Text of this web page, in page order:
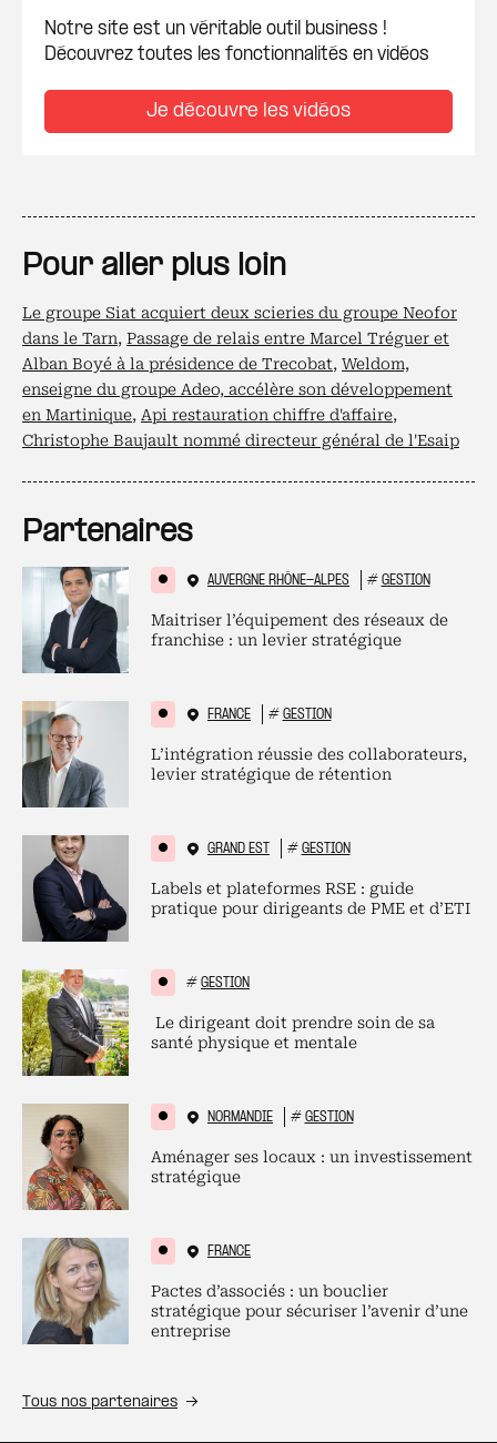
Notre site est un véritable outil business !
Découvrez toutes les fonctionnalités en vidéos
Je découvre les vidéos
Pour aller plus loin
Le groupe Siat acquiert deux scieries du groupe Neofor
dans le Tarn, Passage de relais entre Marcel Tréguer et
Alban Boyé à la présidence de Trecobat, Weldom,
enseigne du groupe Adeo, accélère son développement
en Martinique, Api restauration chiffre d'affaire,
Christophe Baujault nommé directeur général de l'Esaip
Partenaires
AUVERGNE RHÔNE-ALPES # GESTION
Maitriser l’équipement des réseaux de
franchise : un levier stratégique
FRANCE # GESTION
L’intégration réussie des collaborateurs,
levier stratégique de rétention
GRAND EST # GESTION
Labels et plateformes RSE : guide
pratique pour dirigeants de PME et d’ETI
# GESTION
Le dirigeant doit prendre soin de sa
santé physique et mentale
NORMANDIE # GESTION
Aménager ses locaux : un investissement
stratégique
FRANCE
Pactes d’associés : un bouclier
stratégique pour sécuriser l’avenir d’une
entreprise
Tous nos partenaires